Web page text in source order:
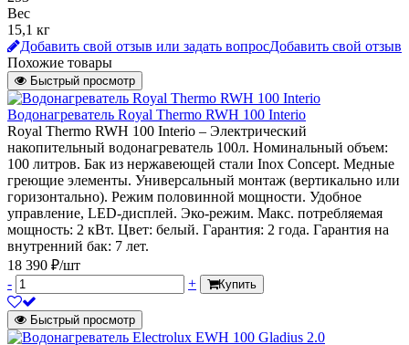
Вес
15,1 кг
Добавить свой отзыв или задать вопросДобавить свой отзыв
Похожие товары
Быстрый просмотр
Водонагреватель Royal Thermo RWH 100 Interio
Royal Thermo RWH 100 Interio – Электрический
накопительный водонагреватель 100л. Номинальный объем:
100 литров. Бак из нержавеющей стали Inox Concept. Медные
греющие элементы. Универсальный монтаж (вертикально или
горизонтально). Режим половинной мощности. Удобное
управление, LED-дисплей. Эко-режим. Макс. потребляемая
мощность: 2 кВт. Цвет: белый. Гарантия: 2 года. Гарантия на
внутренний бак: 7 лет.
18 390 ₽/шт
-
+ Купить
Быстрый просмотр